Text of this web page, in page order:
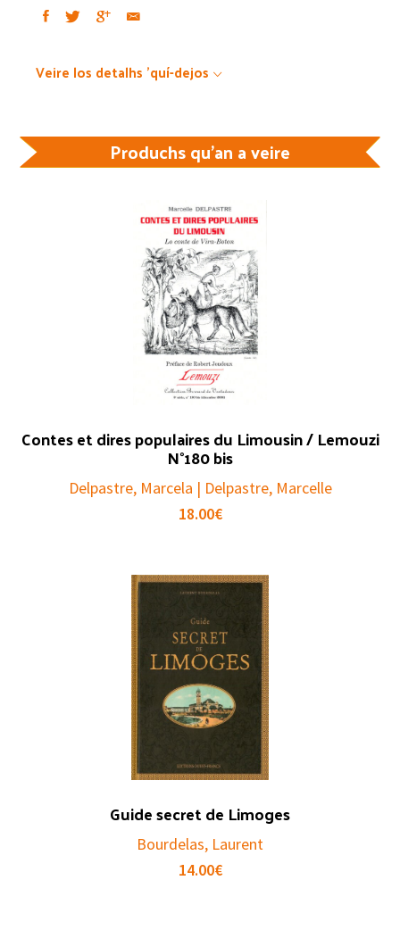
Veire los detalhs 'quí-dejos
Produchs qu'an a veire
Contes et dires populaires du Limousin / Lemouzi
N°180 bis
Delpastre, Marcela | Delpastre, Marcelle
18.00€
Guide secret de Limoges
Bourdelas, Laurent
14.00€